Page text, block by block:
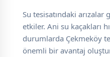
Su tesisatındaki
etkiler. Ani su kaçakları
durumlarda Çekmeköy
önemli bir avantaj